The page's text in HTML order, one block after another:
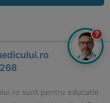
sunt pentru educatie
?